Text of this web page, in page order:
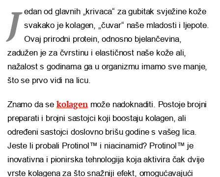
J edan od glavnih „krivaca“ za gubitak svježine kože
svakako je kolagen, „čuvar“ naše mladosti i ljepote.
Ovaj prirodni protein, odnosno bjelančevina,
zadužen je za čvrstinu i elastičnost naše kože ali,
nažalost s godinama ga u organizmu imamo sve manje,
što se prvo vidi na licu.
Znamo da se kolagenmože nadoknaditi. Postoje brojni
preparati i brojni sastojci koji boostaju kolagen, ali
određeni sastojci doslovno brišu godine s vašeg lica.
Jeste li probali Protinol™ i niacinamid? Protinol™ je
inovativna i pionirska tehnologija koja aktivira čak dvije
vrste kolagena za što snažniji efekt, omogućavajući